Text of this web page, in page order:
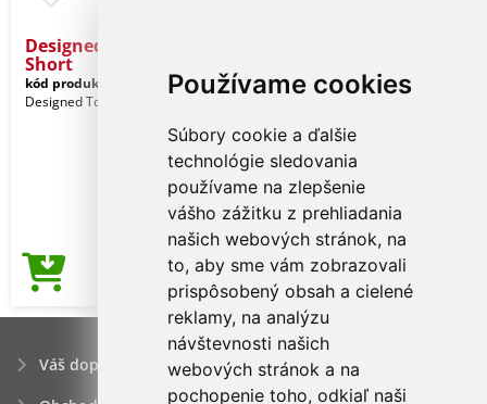
Používame cookies
Súbory cookie a ďalšie
technológie sledovania
používame na zlepšenie
vášho zážitku z prehliadania
našich webových stránok, na
to, aby sme vám zobrazovali
prispôsobený obsah a cielené
reklamy, na analýzu
návštevnosti našich
webových stránok a na
pochopenie toho, odkiaľ naši
Designed To Work Unisex
Short
kód produktu: wk504wh-xlWhite
Designed To Work Pohlavie: Unisex
Cena od11,64€
Váš dopyt